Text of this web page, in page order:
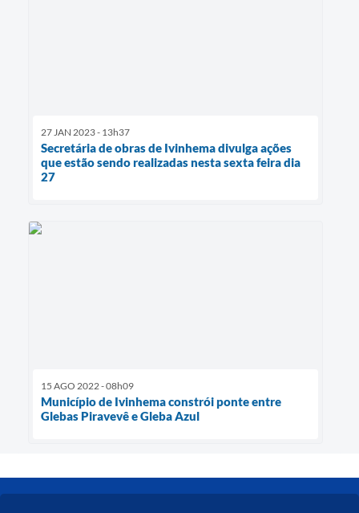
27 JAN 2023 - 13h37
Secretária de obras de Ivinhema divulga ações
que estão sendo realizadas nesta sexta feira dia
27
15 AGO 2022 - 08h09
Município de Ivinhema constrói ponte entre
Glebas Piravevê e Gleba Azul